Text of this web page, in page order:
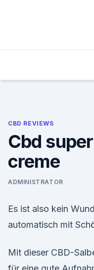
CBD REVIEWS
Cbd
creme
ADMINISTRATOR
Es ist also kein
automatisch mit
Mit dieser CBD-